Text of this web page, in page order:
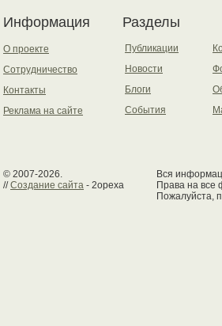
Информация
О проекте
Сотрудничество
Контакты
Реклама на сайте
Разделы
Публикации
Новости
Блоги
События
© 2007-2026.
//Создание сайта - 2opexa
Вся
Права на все
Пожалуйста,